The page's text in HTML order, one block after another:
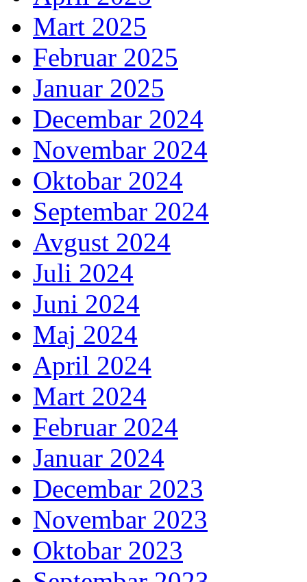
Mart 2025
Februar 2025
Januar 2025
Decembar 2024
Novembar 2024
Oktobar 2024
Septembar 2024
Avgust 2024
Juli 2024
Juni 2024
Maj 2024
April 2024
Mart 2024
Februar 2024
Januar 2024
Decembar 2023
Novembar 2023
Oktobar 2023